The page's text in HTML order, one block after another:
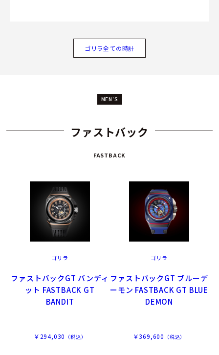
ゴリラ全ての時計
MEN'S
ファストバック
FASTBACK
ゴリラ
ファストバックGT バンディ
ット FASTBACK GT
BANDIT
￥294,030 （税込）
ゴリラ
ファストバックGT ブルーデ
ーモン FASTBACK GT BLUE
DEMON
￥369,600 （税込）